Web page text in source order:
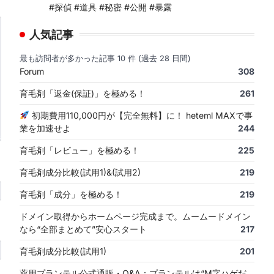
#探偵 #道具 #秘密 #公開 #暴露
人気記事
最も訪問者が多かった記事 10 件 (過去 28 日間)
Forum 308
育毛剤「返金(保証)」を極める！ 261
初期費用110,000円が【完全無料】に！ heteml MAXで事
業を加速せよ
244
育毛剤「レビュー」を極める！ 225
育毛剤成分比較(試用1)&(試用2) 219
育毛剤「成分」を極める！ 219
ドメイン取得からホームページ完成まで。ムームードメイン
なら“全部まとめて”安心スタート
217
育毛剤成分比較(試用1) 201